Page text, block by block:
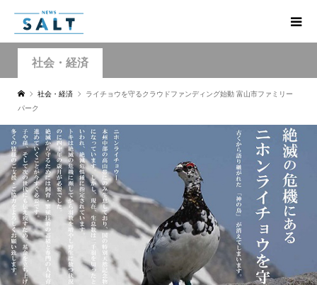
社会・経済
社会・経済
ライチョウを守るクラウドファンディング始動 富山市ファミリー
パーク